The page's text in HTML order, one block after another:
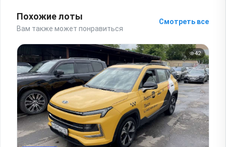
Похожие лоты
Вам также может понравиться
Смотреть все
42